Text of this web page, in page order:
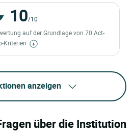
10/10
auf der Grundlage von 70 Act-
Kriterien
anzeigen
über die Institution